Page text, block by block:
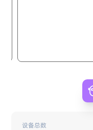
设备总数